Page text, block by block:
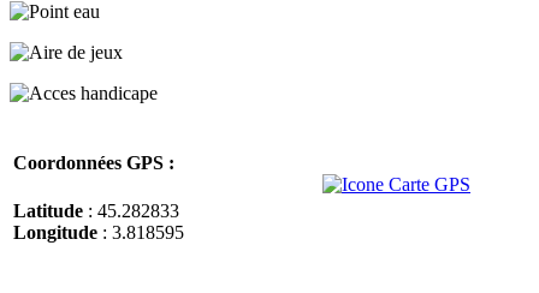
Coordonnées GPS :
Latitude : 45.282833
Longitude : 3.818595